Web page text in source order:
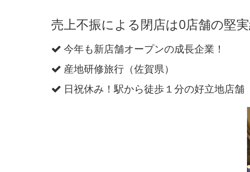
売上不振による閉店は0店舗の堅
今年も新店舗オープンの成長企業！
産地研修旅行（佐賀県）
日祝休み！駅から徒歩１分の好立地店舗